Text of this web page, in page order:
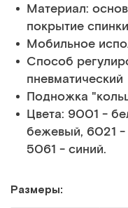
Материал:
покрытие
Мобильное
Способ
пневматический
Подножка
Цвета: 9001 -
бежевый, 6021 -
5061 - синий.
Размеры: